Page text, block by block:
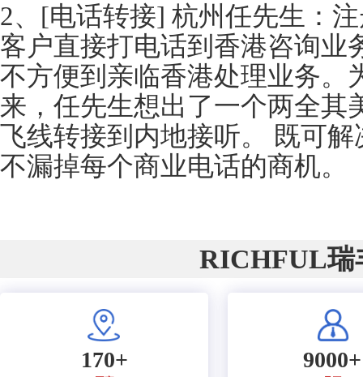
2、[电话转接] 杭州任先生：
客户直接打电话到香港咨询业
不方便到亲临香港处理业务。
来，任先生想出了一个两全其
飞线转接到内地接听。 既可
不漏掉每个商业电话的商机。
RICHFUL瑞
170+ 9000+